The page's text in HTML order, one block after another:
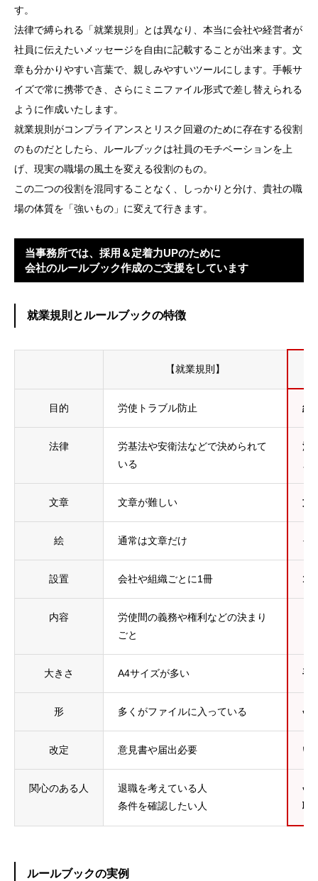
す。
法律で縛られる「就業規則」とは異なり、本当に会社や経営者が
社員に伝えたいメッセージを自由に記載することが出来ます。文
章も分かりやすい言葉で、親しみやすいツールにします。手帳サ
イズで常に携帯でき、さらにミニファイル形式で差し替えられる
ように作成いたします。
就業規則がコンプライアンスとリスク回避のために存在する役割
のものだとしたら、ルールブックは社員のモチベーションを上
げ、現実の職場の風土を変える役割のもの。
この二つの役割を混同することなく、しっかりと分け、貴社の職
場の体質を「強いもの」に変えて行きます。
当事務所では、採用＆定着力UPのために
会社のルールブック作成のご支援をしています
就業規則とルールブックの特徴
【就業規則】
目的 労使トラブル防止 組
法律
労基法や安衛法などで決められて
いる
法
文章 文章が難しい 文
絵 通常は文章だけ イ
設置 会社や組織ごとに1冊 1
内容
労使間の義務や権利などの決まり
ごと
大きさ A4サイズが多い 手
形 多くがファイルに入っている 会
改定 意見書や届出必要 い
関心のある人
退職を考えている人
条件を確認したい人
会
職
ルールブックの実例